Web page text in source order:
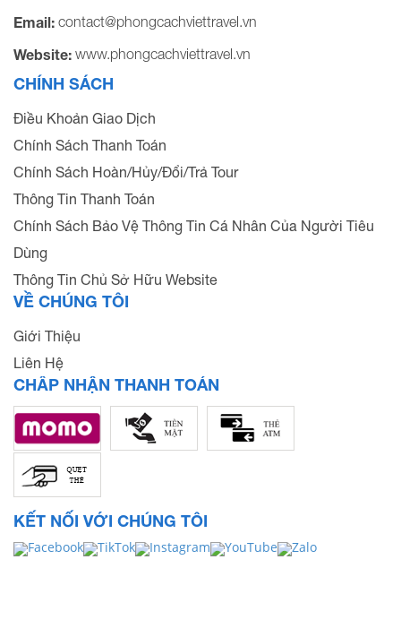
Email: contact@phongcachviettravel.vn
Website: www.phongcachviettravel.vn
CHÍNH SÁCH
Điều Khoản Giao Dịch
Chính Sách Thanh Toán
Chính Sách Hoàn/Hủy/Đổi/Trả Tour
Thông Tin Thanh Toán
Chính Sách Bảo Vệ Thông Tin Cá Nhân Của Người Tiêu
Dùng
Thông Tin Chủ Sở Hữu Website
VỀ CHÚNG TÔI
Giới Thiệu
Liên Hệ
CHẤP NHẬN THANH TOÁN
KẾT NỐI VỚI CHÚNG TÔI